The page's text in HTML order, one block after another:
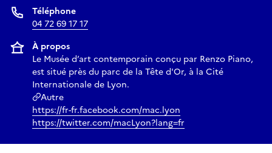
Téléphone
04 72 69 17 17
À propos
Le Musée d’art contemporain conçu par Renzo Piano,
est situé près du parc de la Tête d'Or, à la Cité
Internationale de Lyon.
Autre
https://fr-fr.facebook.com/mac.lyon
https://twitter.com/macLyon?lang=fr